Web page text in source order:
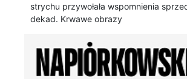
strychu przywołała wspomnienia
dekad. Krwawe obrazy